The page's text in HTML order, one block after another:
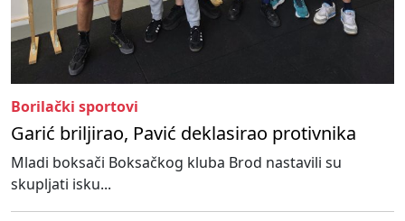
Borilački sportovi
Garić briljirao, Pavić deklasirao protivnika
Mladi boksači Boksačkog kluba Brod nastavili su
skupljati isku...